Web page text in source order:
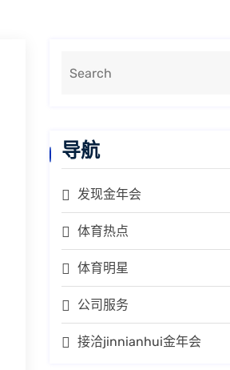
导航
发现金年会
体育热点
体育明星
公司服务
接洽jinnianhui金年会